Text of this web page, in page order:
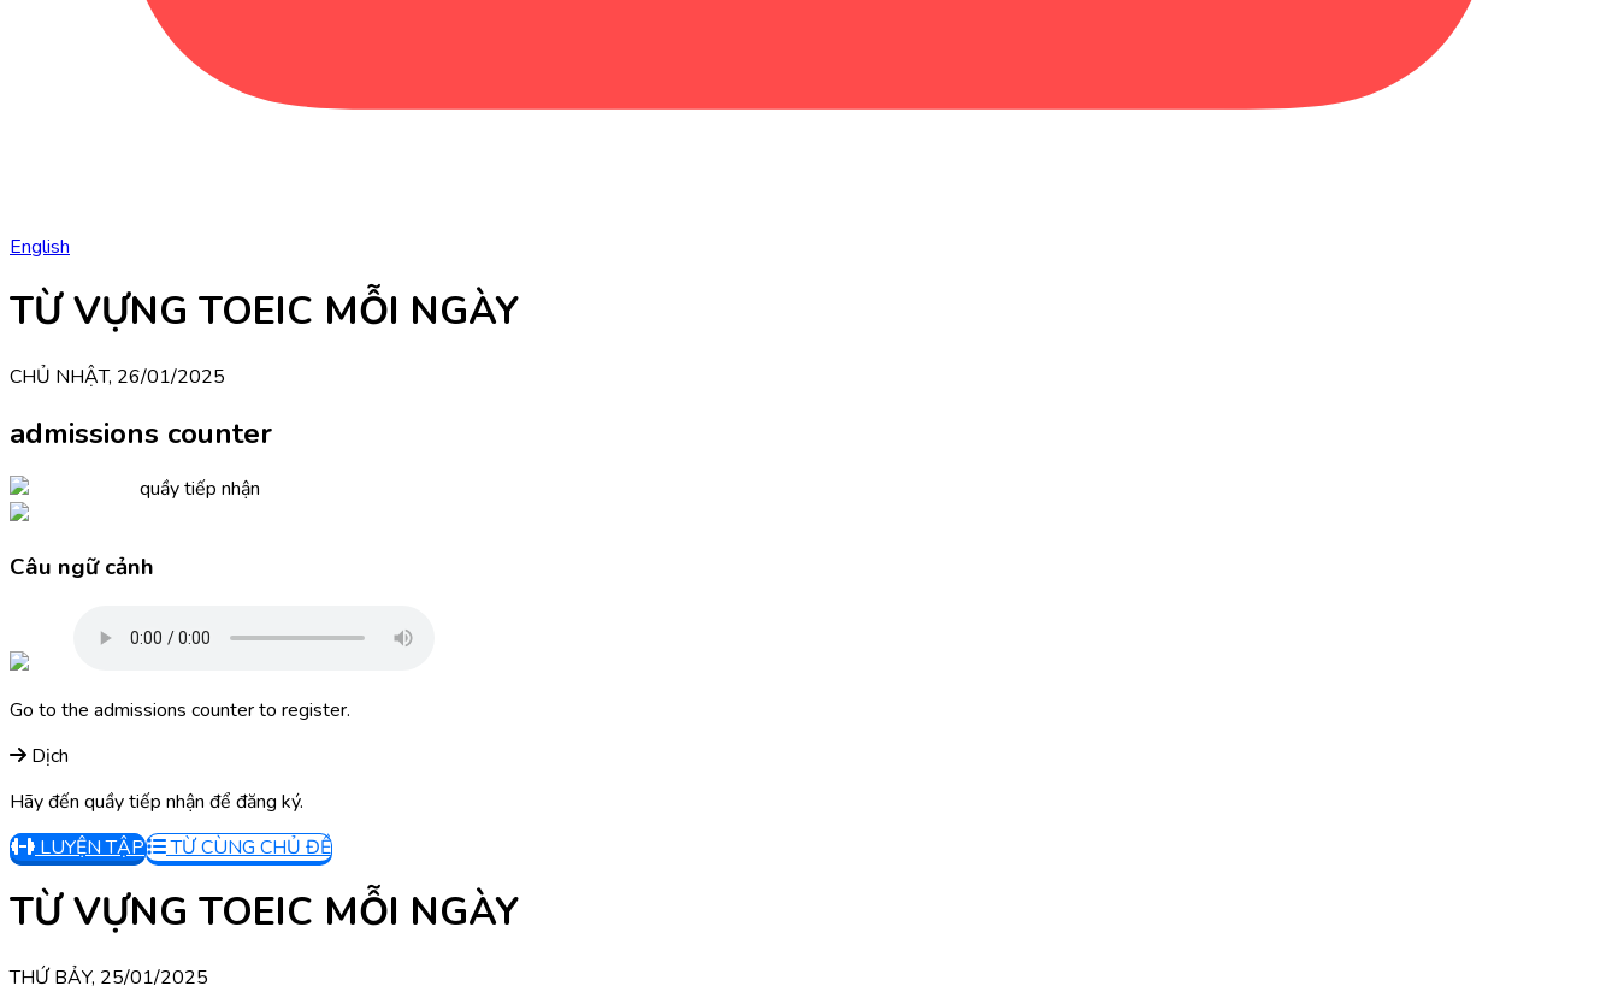
English
TỪ VỰNG TOEIC MỖI NGÀY
CHỦ NHẬT, 26/01/2025
admissions counter
quầy tiếp nhận
Câu ngữ cảnh
Go to the admissions counter to register.
Dịch
Hãy đến quầy tiếp nhận để đăng ký.
LUYỆN TẬP
TỪ CÙNG CHỦ ĐỀ
TỪ VỰNG TOEIC MỖI NGÀY
THỨ BẢY, 25/01/2025